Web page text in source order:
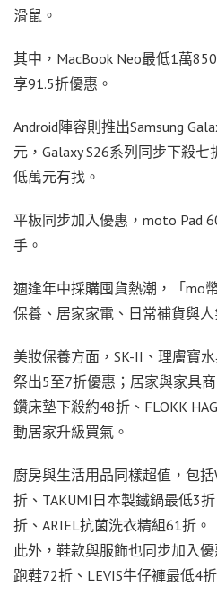
滑鼠。
其中，MacBook Neo最低1萬
享91.5折優惠。
Android陣容則推出Samsung
元，Galaxy S26系列同步下殺
低萬元有找。
平板同步加入優惠，moto Pad
手。
適逢年中採購囤貨熱潮，「mo
保養、居家家電、日常補貨與
美妝保養方面，SK-II、理膚寶
祭出5至7折優惠；居家與家具
鑽床墊下殺約48折、FLOKK
動居家升級買氣。
廚房與生活用品同樣超值，包
折、TAKUMI日本製鐵鍋最低3
折、ARIEL抗菌洗衣精組61折。
此外，鞋款與服飾也同步加入優
跑鞋72折、LEVIS牛仔褲最低4